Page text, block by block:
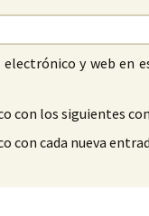
y web en
con los siguientes
con cada nueva